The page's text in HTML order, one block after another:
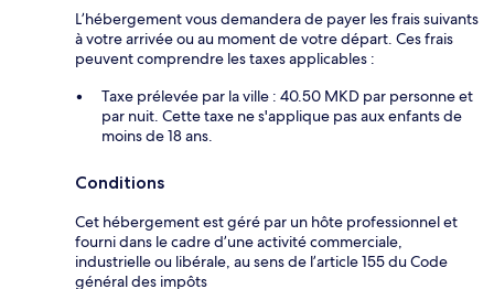
L’hébergement vous demandera de payer les frais suivants
à votre arrivée ou au moment de votre départ. Ces frais
peuvent comprendre les taxes applicables :
Taxe prélevée par la ville : 40.50 MKD par personne et
par nuit. Cette taxe ne s'applique pas aux enfants de
moins de 18 ans.
Conditions
Cet hébergement est géré par un hôte professionnel et
fourni dans le cadre d’une activité commerciale,
industrielle ou libérale, au sens de l’article 155 du Code
général des impôts